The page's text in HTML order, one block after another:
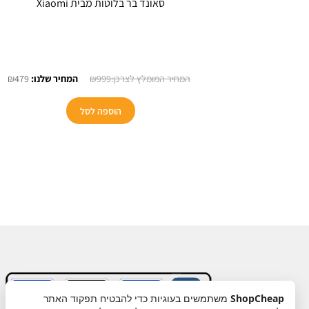
₪999
המחיר
היה:
₪999.
₪479
הוספה לסל
ShopCheap משתמשים בעוגיות כדי להבטיח תפקוד האתר